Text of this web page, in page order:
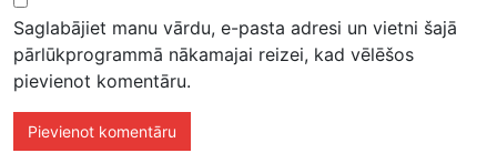
Saglabājiet manu vārdu, e-pasta adresi un vietni šajā
pārlūkprogrammā nākamajai reizei, kad vēlēšos
pievienot komentāru.